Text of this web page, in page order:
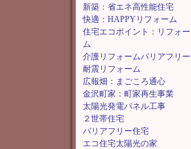
新築：省エネ高性能住宅
快適：HAPPYリフォーム
住宅エコポイント：リフォー
ム
介護リフォームバリアフリー
耐震リフォーム
広報畑：まごころ通心
金沢町家：町家再生事業
太陽光発電パネル工事
２世帯住宅
バリアフリー住宅
エコ住宅太陽光の家